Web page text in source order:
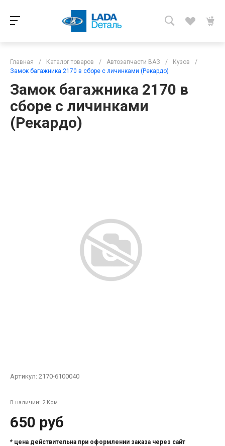
Главная / Каталог товаров / Автозапчасти ВАЗ / Кузов
/
Замок багажника 2170 в сборе с личинками (Рекардо)
Замок багажника 2170 в
сборе с личинками
(Рекардо)
Артикул: 2170-6100040
В наличии: 2 Ком
650 руб
* цена действительна при оформлении заказа через сайт